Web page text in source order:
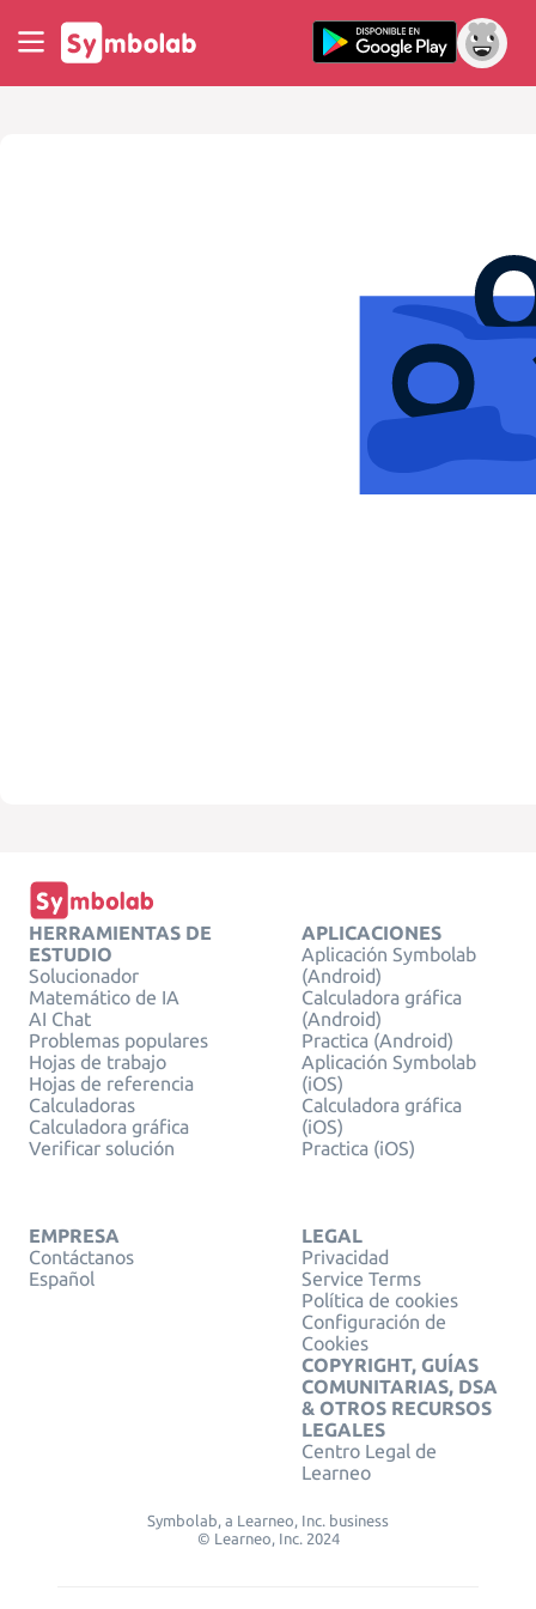
HERRAMIENTAS DE
ESTUDIO
Solucionador
Matemático de IA
AI Chat
Problemas populares
Hojas de trabajo
Hojas de referencia
Calculadoras
Calculadora gráfica
Verificar solución
APLICACIONES
Aplicación Symbolab
(Android)
Calculadora gráfica
(Android)
Practica (Android)
Aplicación Symbolab
(iOS)
Calculadora gráfica
(iOS)
Practica (iOS)
EMPRESA
Contáctanos
Español
LEGAL
Privacidad
Service Terms
Política de cookies
Configuración de
Cookies
COPYRIGHT, GUÍAS
COMUNITARIAS, DSA
& OTROS RECURSOS
LEGALES
Centro Legal de
Learneo
Symbolab, a Learneo, Inc. business
© Learneo, Inc. 2024